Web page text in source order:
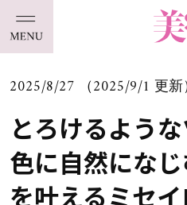
2025/8/27 （2025/9/1 更新
とろけるよう
色に自然にな
を叶えるミセ